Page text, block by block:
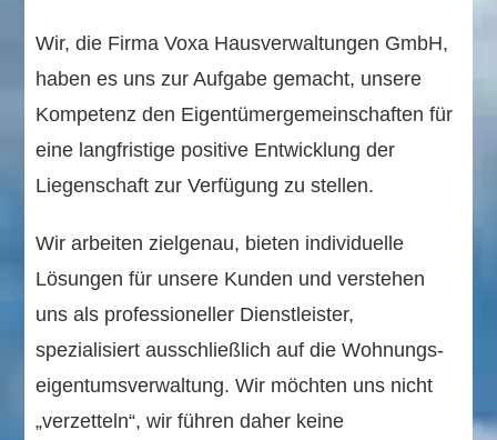
Wir, die Firma Voxa Hausverwaltungen GmbH,
haben es uns zur Aufgabe gemacht, unsere
Kompetenz den Eigentümer­gemein­schaften für
eine langfristige positive Entwicklung der
Liegenschaft zur Verfügung zu stellen.
Wir arbeiten zielgenau, bieten individuelle
Lösungen für unsere Kunden und verstehen
uns als professioneller Dienstleister,
spezialisiert ausschließlich auf die Wohnungs­
eigentums­verwaltung. Wir möchten uns nicht
„verzetteln“, wir führen daher keine